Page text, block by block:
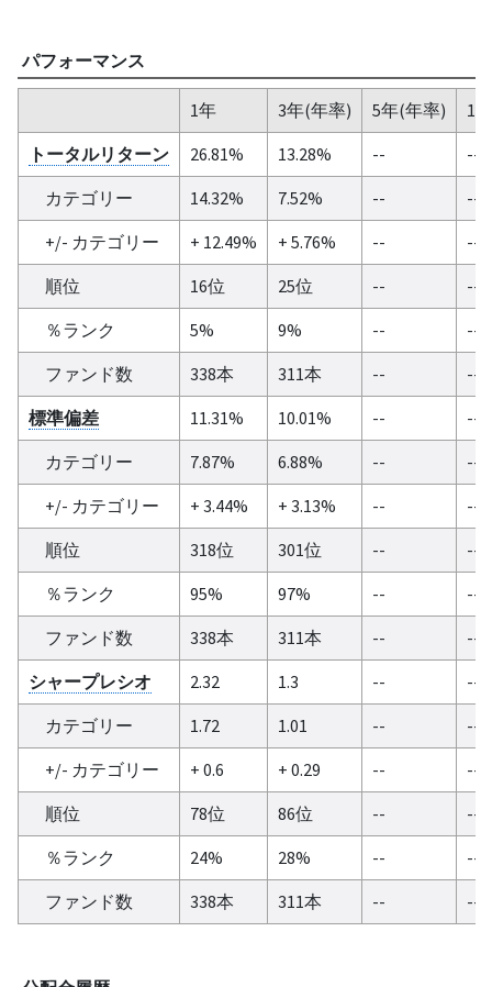
パフォーマンス
1年 3年(年率) 5年(年率)
10
トータルリターン
26.81% 13.28% --
--
カテゴリー
14.32% 7.52% --
--
+/- カテゴリー
+ 12.49% + 5.76% --
--
順位
16位 25位 --
--
％ランク
5% 9% --
--
ファンド数
338本 311本 --
--
標準偏差
11.31% 10.01% --
--
カテゴリー
7.87% 6.88% --
--
+/- カテゴリー
+ 3.44% + 3.13% --
--
順位
318位 301位 --
--
％ランク
95% 97% --
--
ファンド数
338本 311本 --
--
シャープレシオ
2.32 1.3 --
--
カテゴリー
1.72 1.01 --
--
+/- カテゴリー
+ 0.6 + 0.29 --
--
順位
78位 86位 --
--
％ランク
24% 28% --
--
ファンド数
338本 311本 -- --